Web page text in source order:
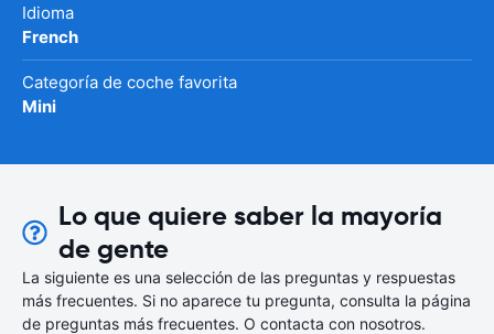
Idioma
French
Categoría de coche favorita
Mini
Lo que quiere saber la mayoría
de gente
La siguiente es una selección de las preguntas y respuestas
más frecuentes. Si no aparece tu pregunta, consulta la página
de preguntas más frecuentes. O contacta con nosotros.